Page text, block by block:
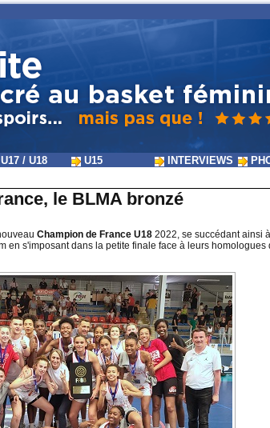
U17 / U18 U15 INTERVIEWS
le BLMA bronzé
Champion de France U18 2022, se succédant ainsi
en s'imposant dans la petite finale face à leurs homologues